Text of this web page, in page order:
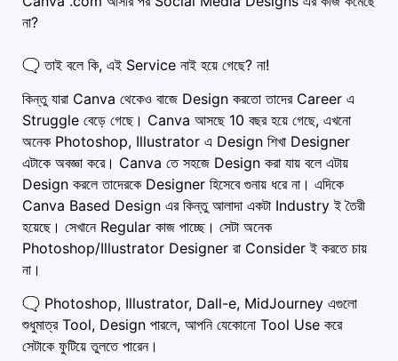
না?
🗨️ তাই বলে কি, এই Service নাই হয়ে গেছে? না!
কিন্তু যারা Canva থেকেও বাজে Design করতো তাদের Career এ
Struggle বেড়ে গেছে। Canva আসছে 10 বছর হয়ে গেছে, এখনো
অনেক Photoshop, Illustrator এ Design শিখা Designer
এটাকে অবজ্ঞা করে। Canva তে সহজে Design করা যায় বলে এটায়
Design করলে তাদেরকে Designer হিসেবে গুনায় ধরে না। এদিকে
Canva Based Design এর কিন্তু আলাদা একটা Industry ই তৈরী
হয়েছে। সেখানে Regular কাজ পাচ্ছে। সেটা অনেক
Photoshop/Illustrator Designer রা Consider ই করতে চায়
না।
🗨️ Photoshop, Illustrator, Dall-e, MidJourney এগুলো
শুধুমাত্র Tool, Design পারলে, আপনি যেকোনো Tool Use করে
সেটাকে ফুটিয়ে তুলতে পারেন।